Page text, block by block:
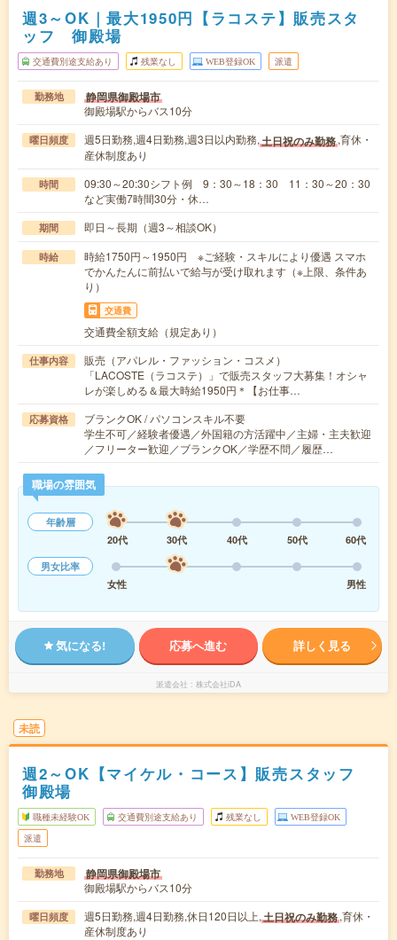
週3～OK｜最大1950円【ラコステ】販売スタ
ッフ 御殿場
交通費別途支給あり 残業なし WEB登録OK 派遣
勤務地 静岡県御殿場市
御殿場駅からバス10分
曜日頻度 週5日勤務,週4日勤務,週3日以内勤務,土日祝のみ勤務,育休・
産休制度あり
時間
09:30～20:30シフト例 9：30～18：30 11：30～20：30
など実働7時間30分・休…
期間 即日～長期（週3～相談OK）
時給
時給1750円～1950円 ※ご経験・スキルにより優遇 スマホ
でかんたんに前払いで給与が受け取れます（※上限、条件あ
り）
交通費
交通費全額支給（規定あり）
仕事内容
販売（アパレル・ファッション・コスメ）
「LACOSTE（ラコステ）」で販売スタッフ大募集！オシャ
レが楽しめる＆最大時給1950円＊【お仕事…
応募資格
ブランクOK / パソコンスキル不要
学生不可／経験者優遇／外国籍の方活躍中／主婦・主夫歓迎
／フリーター歓迎／ブランクOK／学歴不問／履歴…
職場の雰囲気
年齢層
20代
30代 40代 50代
60代
男女比率
女性
男性
気になる! 応募へ進む 詳しく見る
派遣会社 株式会社iDA
未読
週2～OK【マイケル・コース】販売スタッフ
御殿場
職種未経験OK 交通費別途支給あり 残業なし WEB登録OK
派遣
勤務地 静岡県御殿場市
御殿場駅からバス10分
曜日頻度 週5日勤務,週4日勤務,休日120日以上,土日祝のみ勤務,育休・
産休制度あり